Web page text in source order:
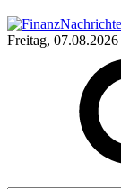
Freitag, 07.08.2026